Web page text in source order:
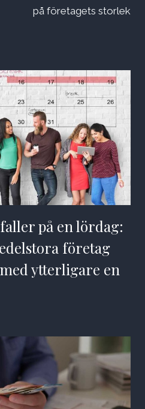
på företagets storlek
på en lördag:
företag
ytterligare en